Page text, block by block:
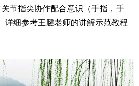
节指尖协作配合意识（手指，手
详细参考王腱老师的讲解示范教程